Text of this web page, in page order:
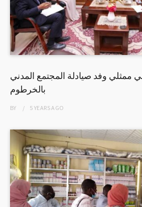
ممثلي وفد صيادلة المجتمع المدني
بالخرطوم
BY 5 YEARSAGO